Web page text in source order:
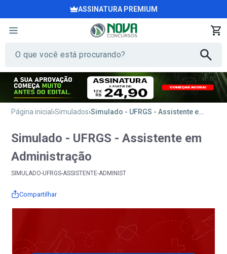
ASSINATURA PREMIUM
Página inicial Simulados Simulado - UFRGS - Assistente em Administração
Simulado - UFRGS - Assistente em
Administração
SIMULADO-UFRGS-ASSISTENTE-ADMINIST
Compartilhar